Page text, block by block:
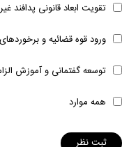
تقویت ابعاد قانونی پدافند
ورود قوه قضائیه و
توسعه گفتمانی و آموزش
همه موارد